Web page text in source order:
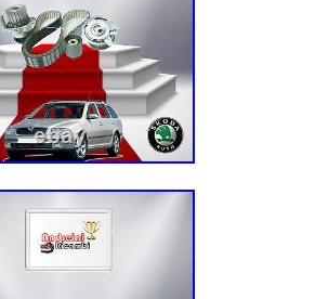
214814342r
214819674r 21481bm410
220v 252kw
253103k750 25310a4050
272105fw0a
2q0121203m